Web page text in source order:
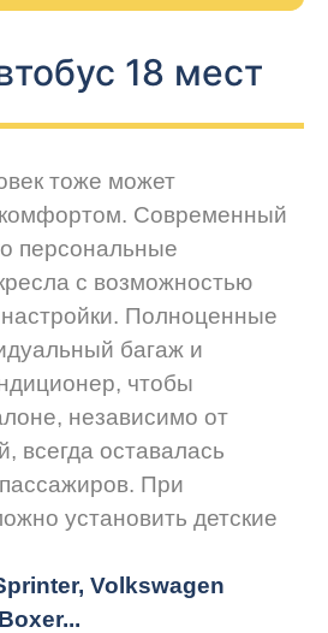
18 мест
тоже может
Современный
персональные
с возможностью
Полноценные
багаж и
чтобы
независимо от
всегда оставалась
При
установить детские
Volkswagen
Boxer...